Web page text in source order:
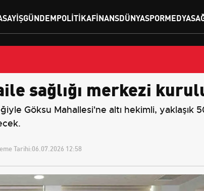
GÜNDEMPOLITIKAFINANSDÜNYASPORMEDYA
sağlığı merkezi
Göksu Mahallesi'ne altı hekimli, yaklaşık
Tarihi:06.07.2026 12:58